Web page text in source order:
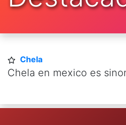
Chela
Chela en mexico es